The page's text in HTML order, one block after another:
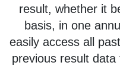
result, whether it
basis, in one
easily access all
previous result